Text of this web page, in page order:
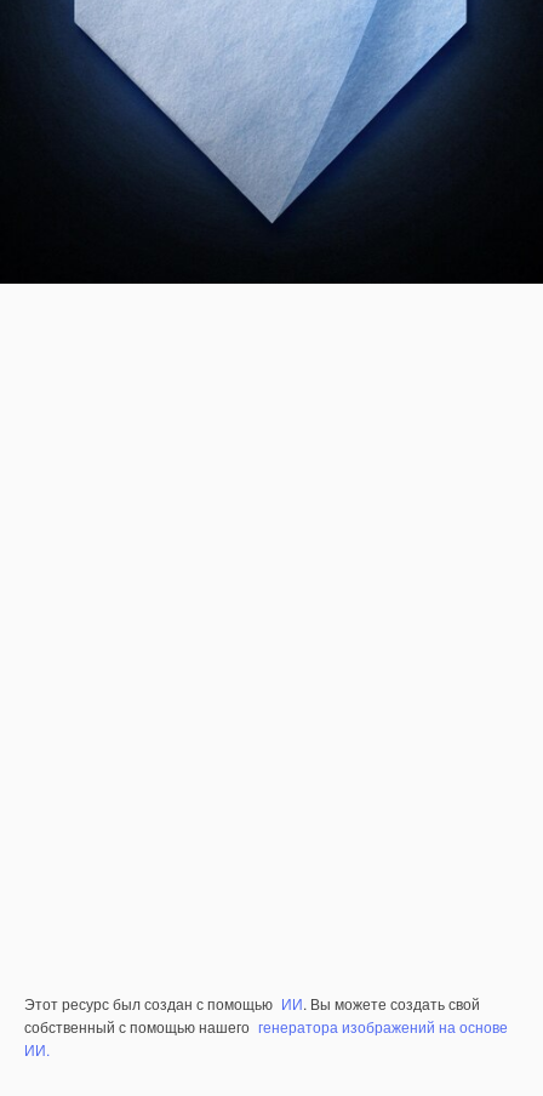
Этот ресурс был создан с помощью ИИ. Вы можете создать свой
собственный с помощью нашего генератора изображений на основе
ИИ.